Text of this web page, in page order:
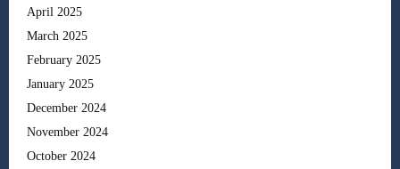
April 2025
March 2025
February 2025
January 2025
December 2024
November 2024
October 2024